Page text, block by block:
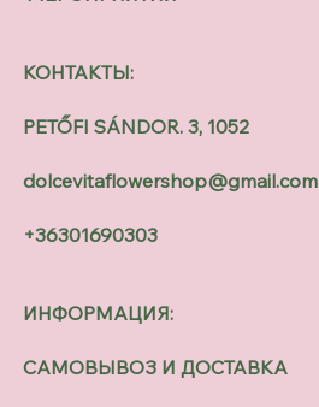
ИНФОРМАЦИЯ:
САМОВЫВОЗ И ДОСТАВКА
КОНТАКТЫ:
PETŐFI SÁNDOR. 3, 1052
dolcevitaflowershop@gmail.com
+36301690303